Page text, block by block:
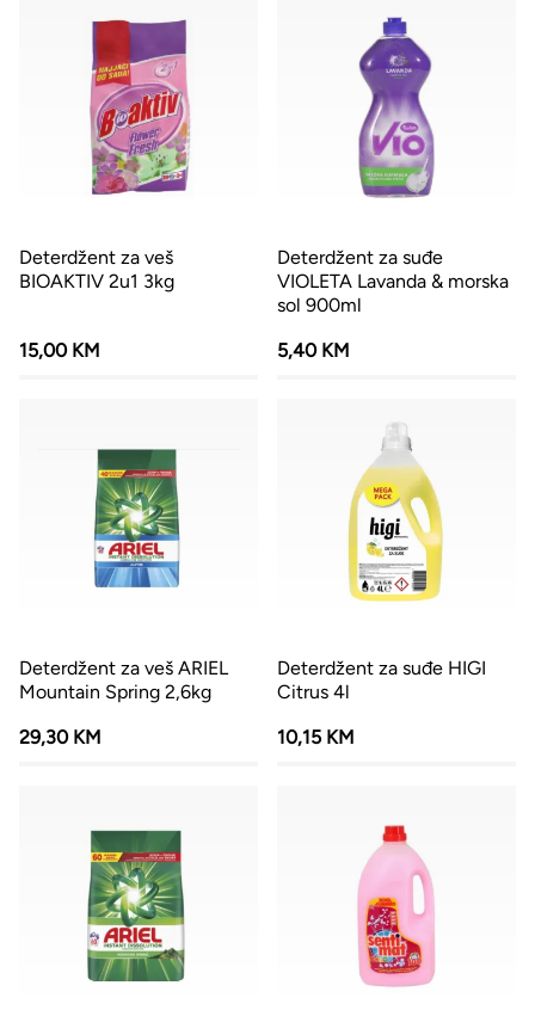
Deterdžent za veš
BIOAKTIV 2u1 3kg
15,00 KM
Deterdžent za suđe
VIOLETA Lavanda & morska
sol 900ml
5,40 KM
Deterdžent za veš ARIEL
Mountain Spring 2,6kg
29,30 KM
Deterdžent za suđe HIGI
Citrus 4l
10,15 KM